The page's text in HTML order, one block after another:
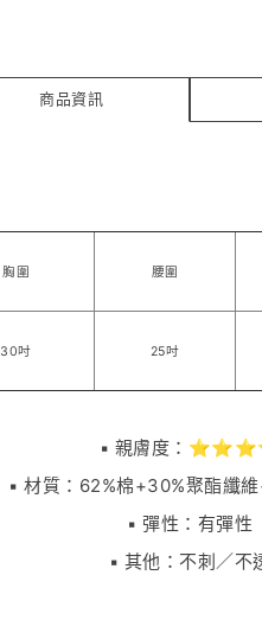
商品資訊
胸圍 腰圍
30吋 25吋
▪️ 親膚度：
▪️ 材質：62%棉+30%聚酯纖
▪️ 彈性：有彈性
▪️ 其他：不刺／不